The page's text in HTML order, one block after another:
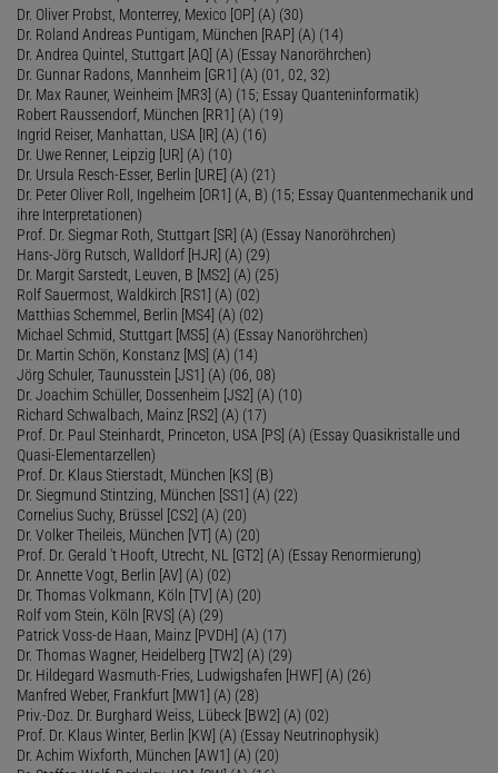
Dr. Oliver Probst, Monterrey, Mexico [OP] (A) (30)
Dr. Roland Andreas Puntigam, München [RAP] (A) (14)
Dr. Andrea Quintel, Stuttgart [AQ] (A) (Essay Nanoröhrchen)
Dr. Gunnar Radons, Mannheim [GR1] (A) (01, 02, 32)
Dr. Max Rauner, Weinheim [MR3] (A) (15; Essay Quanteninformatik)
Robert Raussendorf, München [RR1] (A) (19)
Ingrid Reiser, Manhattan, USA [IR] (A) (16)
Dr. Uwe Renner, Leipzig [UR] (A) (10)
Dr. Ursula Resch-Esser, Berlin [URE] (A) (21)
Dr. Peter Oliver Roll, Ingelheim [OR1] (A, B) (15; Essay Quantenmechanik und
ihre Interpretationen)
Prof. Dr. Siegmar Roth, Stuttgart [SR] (A) (Essay Nanoröhrchen)
Hans-Jörg Rutsch, Walldorf [HJR] (A) (29)
Dr. Margit Sarstedt, Leuven, B [MS2] (A) (25)
Rolf Sauermost, Waldkirch [RS1] (A) (02)
Matthias Schemmel, Berlin [MS4] (A) (02)
Michael Schmid, Stuttgart [MS5] (A) (Essay Nanoröhrchen)
Dr. Martin Schön, Konstanz [MS] (A) (14)
Jörg Schuler, Taunusstein [JS1] (A) (06, 08)
Dr. Joachim Schüller, Dossenheim [JS2] (A) (10)
Richard Schwalbach, Mainz [RS2] (A) (17)
Prof. Dr. Paul Steinhardt, Princeton, USA [PS] (A) (Essay Quasikristalle und
Quasi-Elementarzellen)
Prof. Dr. Klaus Stierstadt, München [KS] (B)
Dr. Siegmund Stintzing, München [SS1] (A) (22)
Cornelius Suchy, Brüssel [CS2] (A) (20)
Dr. Volker Theileis, München [VT] (A) (20)
Prof. Dr. Gerald 't Hooft, Utrecht, NL [GT2] (A) (Essay Renormierung)
Dr. Annette Vogt, Berlin [AV] (A) (02)
Dr. Thomas Volkmann, Köln [TV] (A) (20)
Rolf vom Stein, Köln [RVS] (A) (29)
Patrick Voss-de Haan, Mainz [PVDH] (A) (17)
Dr. Thomas Wagner, Heidelberg [TW2] (A) (29)
Dr. Hildegard Wasmuth-Fries, Ludwigshafen [HWF] (A) (26)
Manfred Weber, Frankfurt [MW1] (A) (28)
Priv.-Doz. Dr. Burghard Weiss, Lübeck [BW2] (A) (02)
Prof. Dr. Klaus Winter, Berlin [KW] (A) (Essay Neutrinophysik)
Dr. Achim Wixforth, München [AW1] (A) (20)